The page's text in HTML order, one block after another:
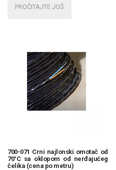
PROČITAJTE JOŠ
700-071 Crni najlonski omotač od
70°C sa oklopom od nerđajućeg
čelika (cena po metru)